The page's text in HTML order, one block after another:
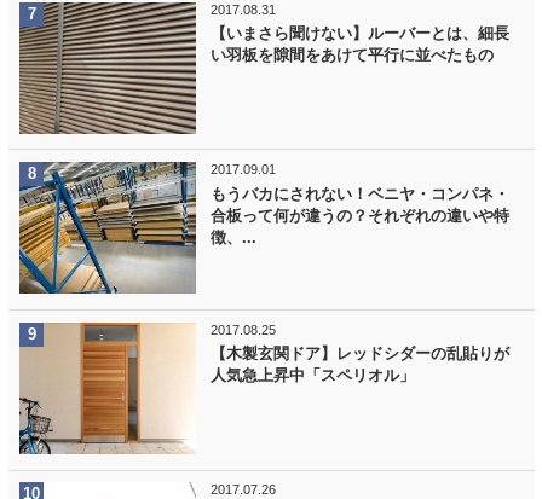
2017.08.31
【いまさら聞けない】ルーバーとは、細長
い羽板を隙間をあけて平行に並べたもの
2017.09.01
もうバカにされない！ベニヤ・コンパネ・
合板って何が違うの？それぞれの違いや特
徴、...
2017.08.25
【木製玄関ドア】レッドシダーの乱貼りが
人気急上昇中「スペリオル」
2017.07.26